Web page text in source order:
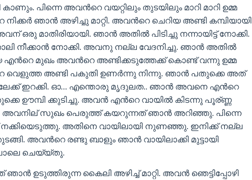
പിന്നെ അവൻറെ വയറ്റിലും തുടയിലും മാറി മാറി ഉമ്മ
ഞാൻ അഴിച്ചു മാറ്റി. അവൻറെ ചെറിയ അണ്ടി കമ്പിയായി
ഒരു മാതിരിയായി. ഞാൻ അതിൽ പിടിച്ചു നന്നായിട്ട് നോക്കി.
നീക്കാൻ നോക്കി. അവനു നല്ല വേദനിച്ചു. ഞാൻ അതിൽ
എൻറെ മുഖം അവൻറെ അണ്ടിക്കടുത്തേക്ക് കൊണ്ട് വന്നു ഉമ്മ
വെളുത്ത അണ്ടി പകുതി ഉണർന്നു നിന്നു. ഞാൻ പതുക്കെ അത്
ഇറക്കി. ഓ… എന്തൊരു മൃദുലത.. ഞാൻ അവനെ എൻറെ
ഊമ്പി ക്കുടിച്ചു. അവൻ എൻറെ വായിൽ കിടന്നു പൂര്ണ്ണ
അവനില് സുഖം പെരുത്ത് കയറുന്നത് ഞാൻ അറിഞ്ഞു. പിന്നെ
അതിനെ വായിലായി നുണഞ്ഞു. ഇനിക്ക് നല്ല
അവൻറെ രണ്ടു ബാളും ഞാൻ വായിലാക്കി മുട്ടായി
ചെയ്യ്തു.
ഉടുത്തിരുന്ന കൈലി അഴിച്ച് മാറ്റി. അവൻ ഞെട്ടിപ്പോഴി